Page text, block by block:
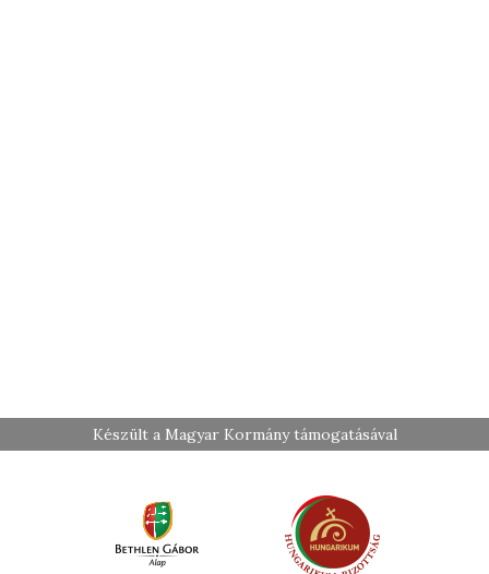
Készült a Magyar Kormány támogatásával